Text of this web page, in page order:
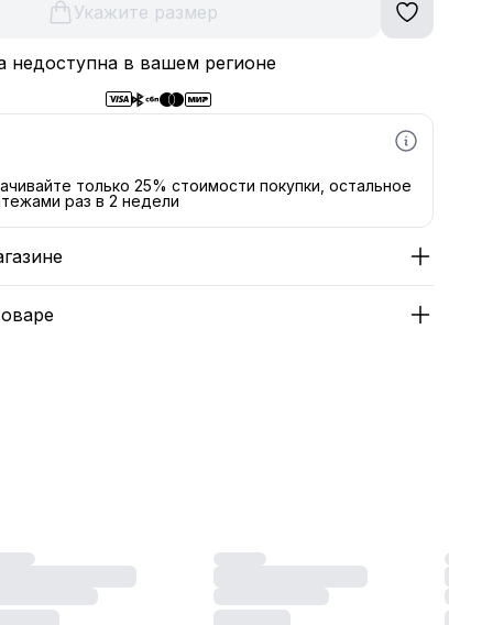
Укажите размер
недоступна в вашем регионе
только 25% стоимости покупки, остальное
раз в 2 недели